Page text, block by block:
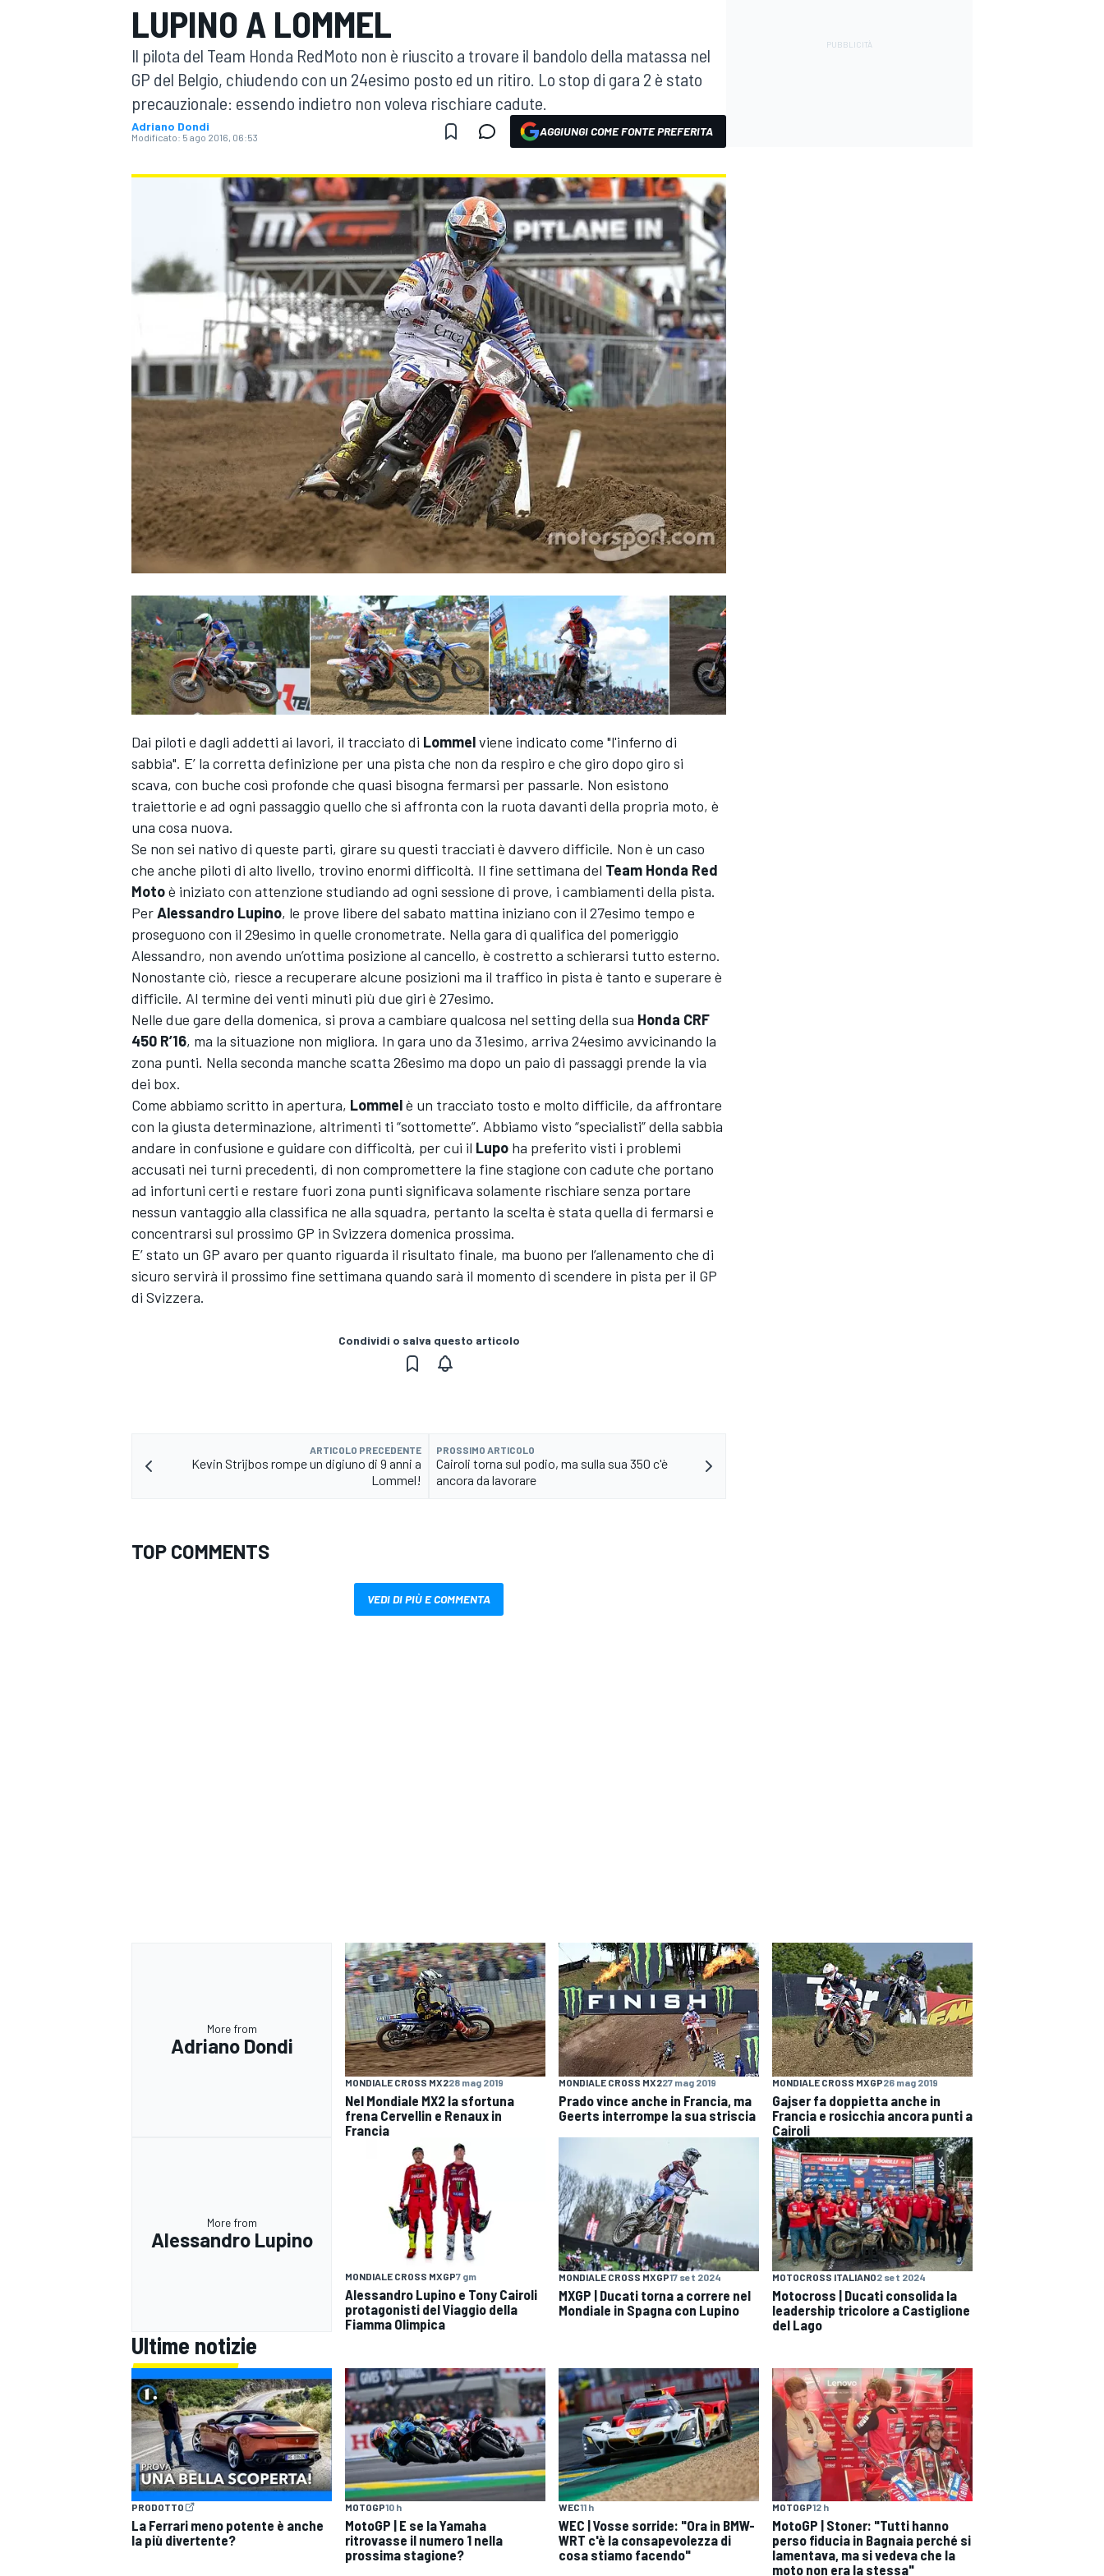
MOTOGP WEC
MONOPOSTO
LUPINO A LOMMEL
Il pilota del Team Honda RedMoto non è riuscito a trovare il bandolo della matassa nel
GP del Belgio, chiudendo con un 24esimo posto ed un ritiro. Lo stop di gara 2 è stato
precauzionale: essendo indietro non voleva rischiare cadute.
Adriano Dondi
Modificato: 5 ago 2016, 06:53 AGGIUNGI COME FONTE PREFERITA
Dai piloti e dagli addetti ai lavori, il tracciato di Lommelviene indicato come "l'inferno di
sabbia". E’ la corretta definizione per una pista che non da respiro e che giro dopo giro si
scava, con buche così profonde che quasi bisogna fermarsi per passarle. Non esistono
traiettorie e ad ogni passaggio quello che si affronta con la ruota davanti della propria moto, è
una cosa nuova.
Se non sei nativo di queste parti, girare su questi tracciati è davvero difficile. Non è un caso
che anche piloti di alto livello, trovino enormi difficoltà. Il fine settimana del Team Honda Red
Motoè iniziato con attenzione studiando ad ogni sessione di prove, i cambiamenti della pista.
PerAlessandro Lupino, le prove libere del sabato mattina iniziano con il 27esimo tempo e
proseguono con il 29esimo in quelle cronometrate. Nella gara di qualifica del pomeriggio
Alessandro, non avendo un’ottima posizione al cancello, è costretto a schierarsi tutto esterno.
Nonostante ciò, riesce a recuperare alcune posizioni ma il traffico in pista è tanto e superare è
difficile. Al termine dei venti minuti più due giri è 27esimo.
Nelle due gare della domenica, si prova a cambiare qualcosa nel setting della sua Honda CRF
450 R’16, ma la situazione non migliora. In gara uno da 31esimo, arriva 24esimo avvicinando la
zona punti. Nella seconda manche scatta 26esimo ma dopo un paio di passaggi prende la via
dei box.
Come abbiamo scritto in apertura, Lommelè un tracciato tosto e molto difficile, da affrontare
con la giusta determinazione, altrimenti ti “sottomette”. Abbiamo visto “specialisti” della sabbia
andare in confusione e guidare con difficoltà, per cui il Lupo ha preferito visti i problemi
accusati nei turni precedenti, di non compromettere la fine stagione con cadute che portano
ad infortuni certi e restare fuori zona punti significava solamente rischiare senza portare
nessun vantaggio alla classifica ne alla squadra, pertanto la scelta è stata quella di fermarsi e
concentrarsi sul prossimo GP in Svizzera domenica prossima.
E’ stato un GP avaro per quanto riguarda il risultato finale, ma buono per l’allenamento che di
sicuro servirà il prossimo fine settimana quando sarà il momento di scendere in pista per il GP
di Svizzera.
Condividi o salva questo articolo
ARTICOLO PRECEDENTE
Kevin Strijbos rompe un digiuno di 9 anni a
Lommel!
PROSSIMO ARTICOLO
Cairoli torna sul podio, ma sulla sua 350 c'è
ancora da lavorare
TOP COMMENTS
VEDI DI PIÙ E COMMENTA
More from
Adriano Dondi
MONDIALE CROSS MX228 mag 2019
Nel Mondiale MX2 la sfortuna
frena Cervellin e Renaux in
Francia
MONDIALE CROSS MX227 mag 2019
Prado vince anche in Francia, ma
Geerts interrompe la sua striscia
MONDIALE CROSS MXGP26 mag 2019
Gajser fa doppietta anche in
Francia e rosicchia ancora punti a
Cairoli
More from
Alessandro Lupino
MONDIALE CROSS MXGP7 gm
Alessandro Lupino e Tony Cairoli
protagonisti del Viaggio della
Fiamma Olimpica
MONDIALE CROSS MXGP17 set 2024
MXGP | Ducati torna a correre nel
Mondiale in Spagna con Lupino
MOTOCROSS ITALIANO2 set 2024
Motocross | Ducati consolida la
leadership tricolore a Castiglione
del Lago
Ultime notizie
PRODOTTO
La Ferrari meno potente è anche
la più divertente?
MOTOGP10 h
MotoGP | E se la Yamaha
ritrovasse il numero 1 nella
prossima stagione?
WEC11 h
WEC | Vosse sorride: "Ora in BMW-
WRT c'è la consapevolezza di
cosa stiamo facendo"
MOTOGP12 h
MotoGP | Stoner: "Tutti hanno
perso fiducia in Bagnaia perché si
lamentava, ma si vedeva che la
moto non era la stessa"